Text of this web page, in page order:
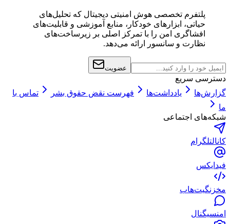
پلتفرم تخصصی هوش امنیتی دیجیتال که تحلیل‌های
حیاتی، ابزارهای خودکار، منابع آموزشی و قابلیت‌های
افشاگری امن را با تمرکز اصلی بر زیرساخت‌های
نظارت و سانسور ارائه می‌دهد.
عضویت
دسترسی سریع
گزارش‌ها
یادداشت‌ها فهرست نقض حقوق بشر
تماس با
ما
شبکه‌های اجتماعی
کانالتلگرام
فید ایکس
مخزنگیت‌هاب
امنسیگنال